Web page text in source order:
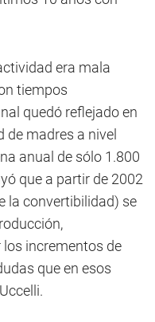
era mala
tiempos
quedó reflejado en
de madres a nivel
anual de sólo 1.800
que a partir de 2002
la convertibilidad) se
incrementos de
que en esos